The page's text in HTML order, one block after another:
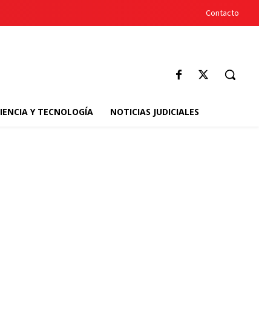
Contacto
Y TECNOLOGÍA NOTICIAS JUDICIALES